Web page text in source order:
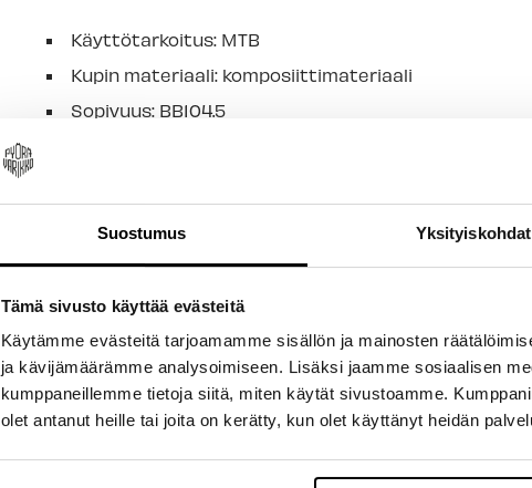
Suostumus Yksityiskohdat
Tämä sivusto käyttää evästeitä
Käytämme evästeitä tarjoamamme sisällön ja mainosten
ja kävijämäärämme analysoimiseen. Lisäksi jaamme sosiaalisen
kumppaneillemme tietoja siitä, miten käytät sivustoamme.
olet antanut heille tai joita on kerätty, kun olet käyttänyt heidän
Käyttötarkoitus: MTB
Kupin materiaali: komposiittimateriaali
Sopivuus: BB104.5